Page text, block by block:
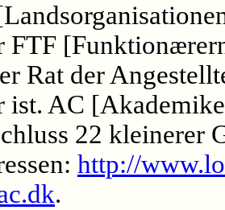
FTF
Rat der
ist. AC
22 kleinerer
http://
.